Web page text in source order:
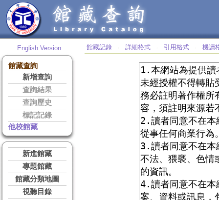
English Version
館藏查詢
新增查詢
查詢結果
查詢歷史
標記記錄
他校館藏
新進館藏
專題館藏
館藏分類地圖
視聽目錄
館藏記錄 ‧ 詳細格式 ‧ 引用格式 ‧ 機讀